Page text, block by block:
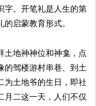
字。开笔礼是人生的第
启蒙教育形式。
土地神神位和神龛，点
的驾楼游村串巷、到土
为土地爷的生日，即社
月二这一天，人们不仅